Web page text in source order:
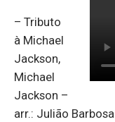
– Tributo
à Michael
Jackson,
Michael
Jackson –
arr.: Julião Barbosa